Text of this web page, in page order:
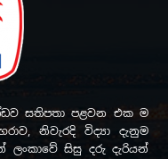
සතිපතා පළවන එක ම
නිවැරදි විද්‍යා දැනුම
සිසු දරු දැරියන්